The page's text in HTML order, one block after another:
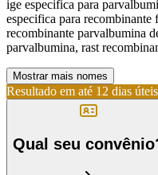
ige especifica para
especifica para recombinante
recombinante parvalbumina
parvalbumina, rast
Mostrar mais nomes
Resultado em até 12 dias úteis
Qual seu